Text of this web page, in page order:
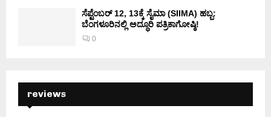
ಸೆಪ್ಟೆಂಬರ್ 12, 13ಕ್ಕೆ ಸೈಮಾ (SIIMA) ಹಬ್ಬ:
ಬೆಂಗಳೂರಿನಲ್ಲಿ ಅದ್ಧೂರಿ ಪತ್ರಿಕಾಗೋಷ್ಠಿ!
0
reviews